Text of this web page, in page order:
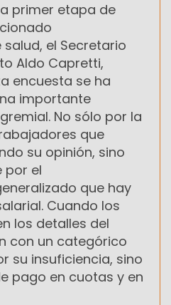
primer etapa de
el Secretario
Aldo Capretti,
encuesta se ha
importante
No sólo por la
que
su opinión, sino
por el
que hay
Cuando los
los detalles del
con un categórico
su insuficiencia, sino
pago en cuotas y en